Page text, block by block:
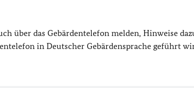
über das Gebärdentelefon melden, Hinweise
in Deutscher Gebärdensprache geführt